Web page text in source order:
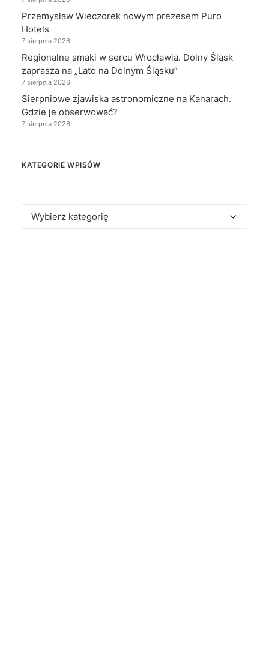
Przemysław Wieczorek nowym prezesem Puro
Hotels
7 sierpnia 2026
Regionalne smaki w sercu Wrocławia. Dolny Śląsk
zaprasza na „Lato na Dolnym Śląsku”
7 sierpnia 2026
Sierpniowe zjawiska astronomiczne na Kanarach.
Gdzie je obserwować?
7 sierpnia 2026
KATEGORIE WPISÓW
Kategorie